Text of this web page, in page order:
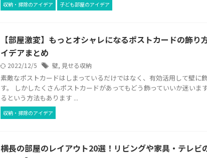
収納・掃除のアイデア 子ども部屋のアイデア
【部屋激変】もっとオシャレになるポストカードの飾り
イデアまとめ
2022/12/5 壁, 見せる収納
素敵なポストカードはしまっているだけではなく、有効活用して壁に
す。 しかしたくさんポストカードがあってもどう飾っていいか迷いま
るという方法もあります ...
収納・掃除のアイデア
横長の部屋のレイアウト20選！リビングや家具・テレビ